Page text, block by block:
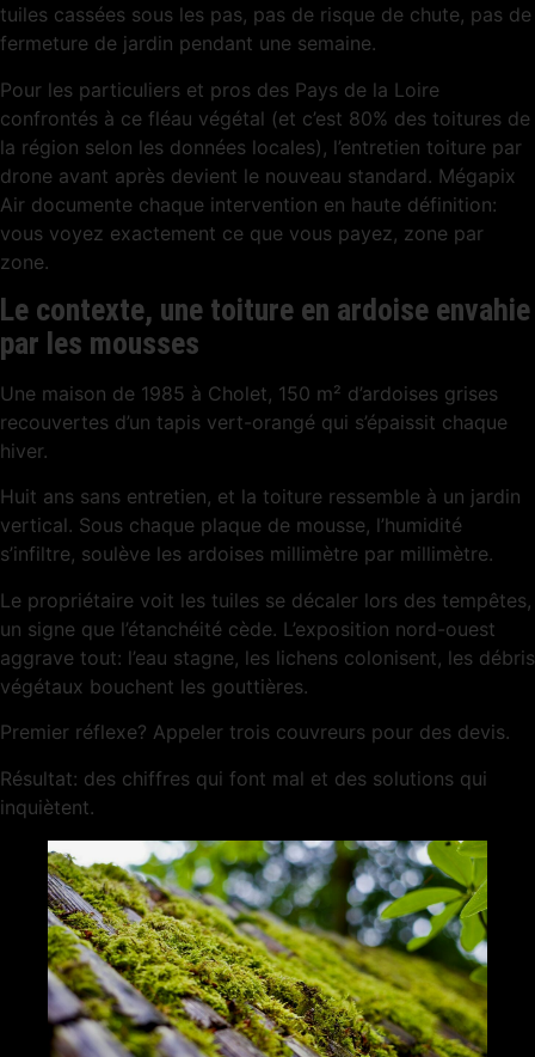
tuiles cassées sous les pas, pas de risque de chute, pas de
fermeture de jardin pendant une semaine.
Pour les particuliers et pros des Pays de la Loire
confrontés à ce fléau végétal (et c’est 80% des toitures de
la région selon les données locales), l’entretien toiture par
drone avant après devient le nouveau standard. Mégapix
Air documente chaque intervention en haute définition:
vous voyez exactement ce que vous payez, zone par
zone.
Le contexte, une toiture en ardoise envahie
par les mousses
Une maison de 1985 à Cholet, 150 m² d’ardoises grises
recouvertes d’un tapis vert-orangé qui s’épaissit chaque
hiver.
Huit ans sans entretien, et la toiture ressemble à un jardin
vertical. Sous chaque plaque de mousse, l’humidité
s’infiltre, soulève les ardoises millimètre par millimètre.
Le propriétaire voit les tuiles se décaler lors des tempêtes,
un signe que l’étanchéité cède. L’exposition nord-ouest
aggrave tout: l’eau stagne, les lichens colonisent, les débris
végétaux bouchent les gouttières.
Premier réflexe? Appeler trois couvreurs pour des devis.
Résultat: des chiffres qui font mal et des solutions qui
inquiètent.